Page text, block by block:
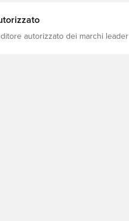
autorizzato dei marchi leader